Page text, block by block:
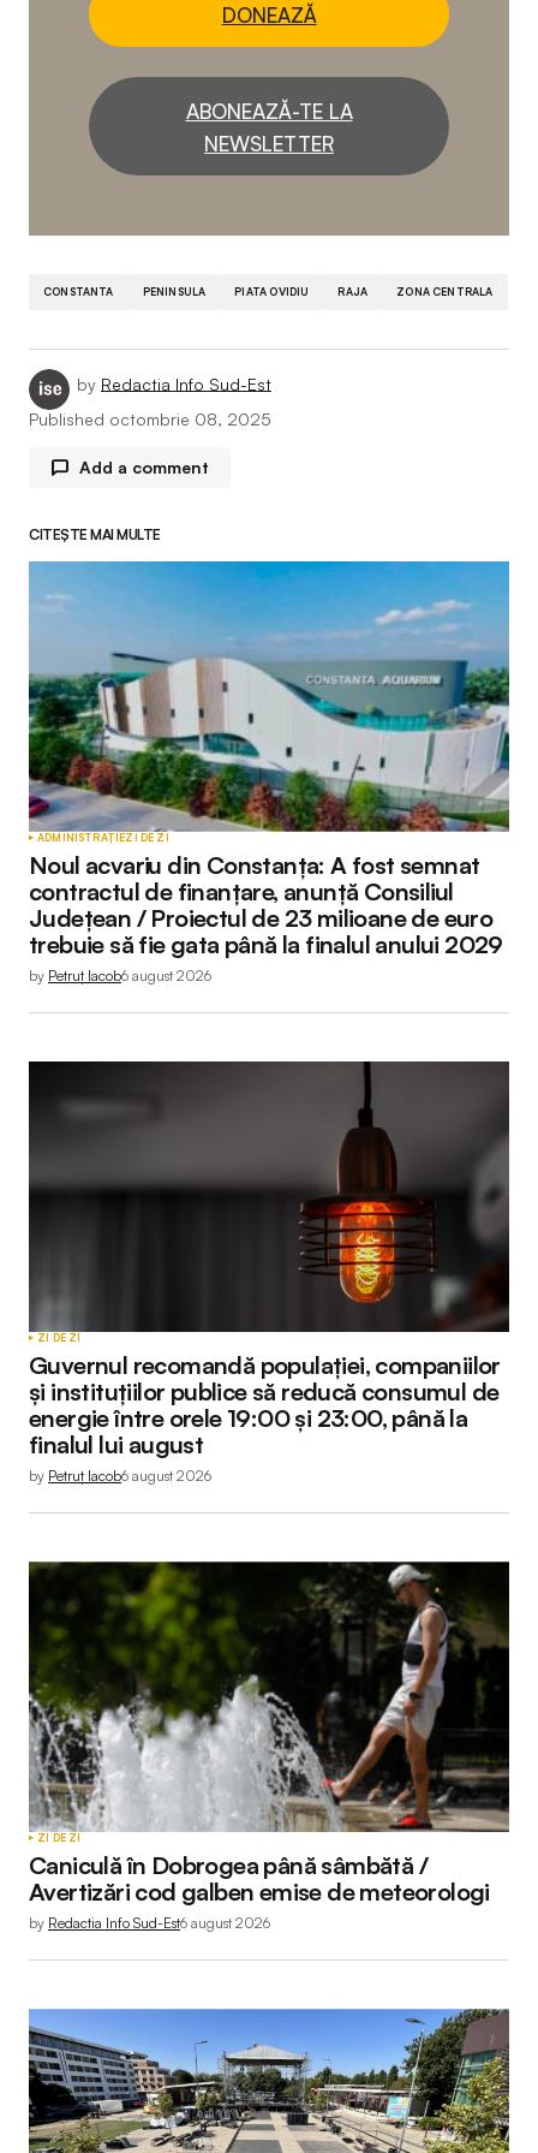
DONEAZĂ
ABONEAZĂ-TE LA
NEWSLETTER
CONSTANTA PENINSULA PIATA OVIDIU RAJA ZONA CENTRALA
by Redactia Info Sud-Est
Published octombrie 08, 2025
Add a comment
Adresa ta de email nu va fi publicată. Câmpurile
obligatorii sunt marcate cu
Comment*
Your Name*
Your E-mail*
CITEȘTE MAI MULTE
ADMINISTRAȚIEZI DE ZI
Noul acvariu din Constanța: A fost semnat
contractul de finanțare, anunță Consiliul
Județean / Proiectul de 23 milioane de euro
trebuie să fie gata până la finalul anului 2029
by Petruț Iacob6 august 2026
ZI DE ZI
Guvernul recomandă populației, companiilor
și instituțiilor publice să reducă consumul de
energie între orele 19:00 și 23:00, până la
finalul lui august
by Petruț Iacob6 august 2026
ZI DE ZI
Caniculă în Dobrogea până sâmbătă /
Avertizări cod galben emise de meteorologi
by Redactia Info Sud-Est6 august 2026